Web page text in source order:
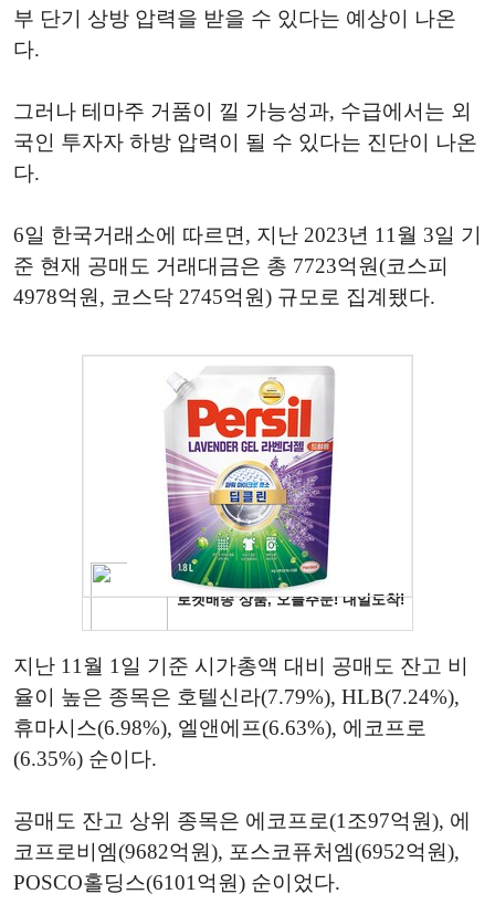
부 단기 상방 압력을 받을 수 있다는 예상이 나온
다.
그러나 테마주 거품이 낄 가능성과, 수급에서는 외
국인 투자자 하방 압력이 될 수 있다는 진단이 나온
다.
6일 한국거래소에 따르면, 지난 2023년 11월 3일 기
준 현재 공매도 거래대금은 총 7723억원(코스피
4978억원, 코스닥 2745억원) 규모로 집계됐다.
지난 11월 1일 기준 시가총액 대비 공매도 잔고 비
율이 높은 종목은 호텔신라(7.79%), HLB(7.24%),
휴마시스(6.98%), 엘앤에프(6.63%), 에코프로
(6.35%) 순이다.
공매도 잔고 상위 종목은 에코프로(1조97억원), 에
코프로비엠(9682억원), 포스코퓨처엠(6952억원),
POSCO홀딩스(6101억원) 순이었다.